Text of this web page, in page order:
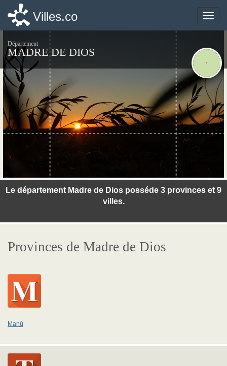
Toggle
Villes.co
Département
MADRE DE DIOS
Le département Madre de Dios posséde 3 provinces et 9
villes.
Provinces de Madre de Dios
Manú
Toggle
Villes.co